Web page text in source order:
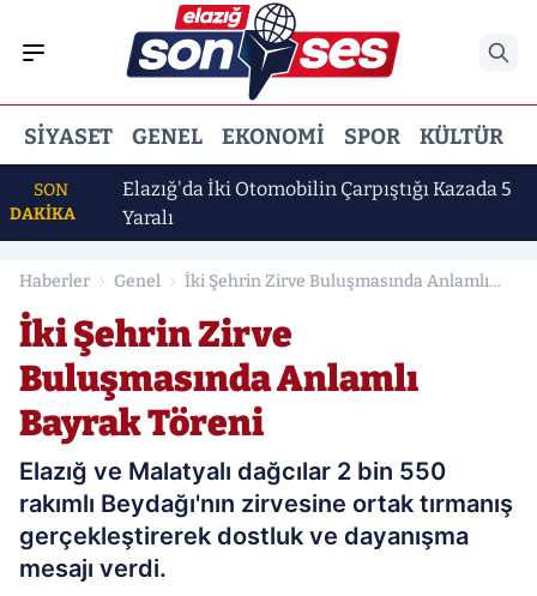
SIYASET GENEL EKONOMI SPOR KÜLTÜR
SON
DAKİKA
Elazığ'da İki Otomobilin Çarpıştığı Kazada 5
Yaralı
Haberler Genel
İki Şehrin Zirve Buluşmasında Anlamlı
İki Şehrin Zirve
Buluşmasında Anlamlı
Bayrak Töreni
Elazığ ve Malatyalı dağcılar 2 bin 550
rakımlı Beydağı'nın zirvesine ortak tırmanış
gerçekleştirerek dostluk ve dayanışma
mesajı verdi.